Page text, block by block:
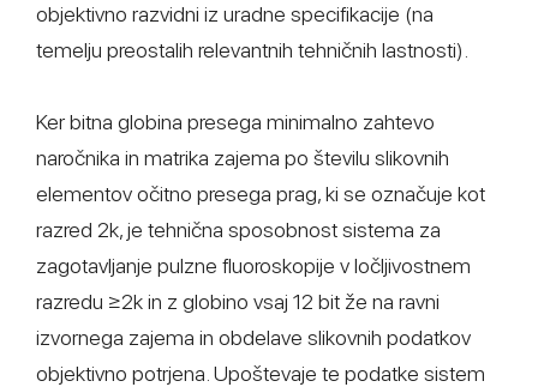
objektivno razvidni iz uradne specifikacije (na
temelju preostalih relevantnih tehničnih lastnosti).
Ker bitna globina presega minimalno zahtevo
naročnika in matrika zajema po številu slikovnih
elementov očitno presega prag, ki se označuje kot
razred 2k, je tehnična sposobnost sistema za
zagotavljanje pulzne fluoroskopije v ločljivostnem
razredu ≥2k in z globino vsaj 12 bit že na ravni
izvornega zajema in obdelave slikovnih podatkov
objektivno potrjena. Upoštevaje te podatke sistem